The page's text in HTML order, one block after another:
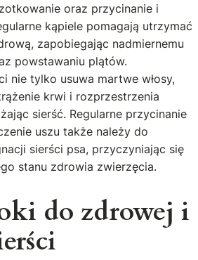
oraz przycinanie i
kąpiele pomagają utrzymać
zapobiegając nadmiernemu
powstawaniu plątów.
nie tylko usuwa martwe włosy,
krwi i rozprzestrzenia
sierść. Regularne przycinanie
uszu także należy do
sierści psa, przyczyniając się
stanu zdrowia zwierzęcia.
do zdrowej i